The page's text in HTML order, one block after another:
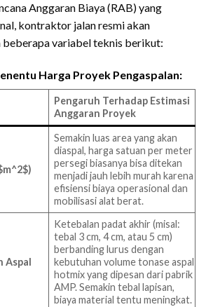
Anggaran Biaya (RAB) yang
kontraktor jalan resmi akan
variabel teknis berikut:
Harga Proyek Pengaspalan:
Pengaruh Terhadap Estimasi
Anggaran Proyek
Semakin luas area yang akan
diaspal, harga satuan per meter
persegi biasanya bisa ditekan
menjadi jauh lebih murah karena
efisiensi biaya operasional dan
mobilisasi alat berat.
Aspal
Ketebalan padat akhir (misal:
tebal 3 cm, 4 cm, atau 5 cm)
berbanding lurus dengan
kebutuhan volume tonase aspal
hotmix yang dipesan dari pabrik
AMP. Semakin tebal lapisan,
biaya material tentu meningkat.